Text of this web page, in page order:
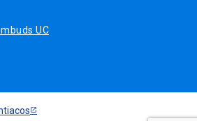
UC